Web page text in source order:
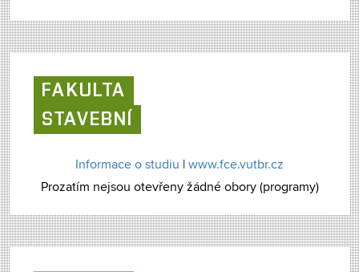
FAKULTA
STAVEBNÍ
Informace o studiu
www.fce.vutbr.cz
Prozatím nejsou otevřeny žádné obory (programy)